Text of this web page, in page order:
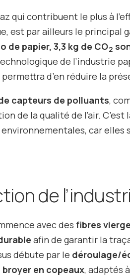
qui contribuent le plus à
est par ailleurs le principal
de papier, 3,3 kg de CO2
de l’industrie
d’en réduire la
capteurs de polluants,
de la qualité de l’air. C’est
car elles
de
avec desfibres
afin de garantir la
débute par le déroulage/
broyer en copeaux, adaptés